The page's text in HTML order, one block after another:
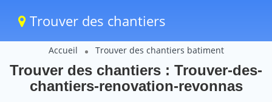
Trouver des chantiers
Accueil Trouver des chantiers batiment
Trouver des chantiers : Trouver-des-
chantiers-renovation-revonnas